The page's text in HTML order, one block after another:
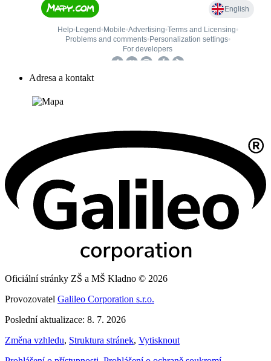
Adresa a kontakt
Oficiální stránky ZŠ a MŠ Kladno © 2026
Provozovatel Galileo Corporation s.r.o.
Poslední aktualizace: 8. 7. 2026
Změna vzhledu, Struktura stránek, Vytisknout